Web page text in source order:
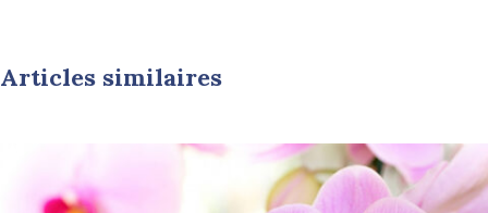
Articles similaires